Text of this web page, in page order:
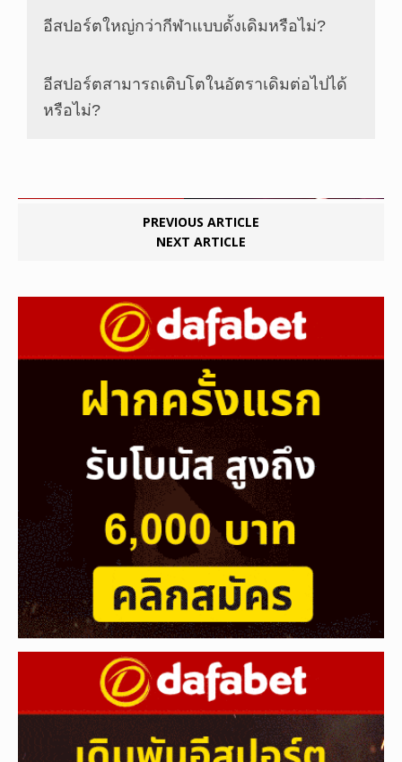
อีสปอร์ตใหญ่กว่ากีฬาแบบดั้งเดิมหรือไม่?
อีสปอร์ตสามารถเติบโตในอัตราเดิมต่อไปได้
หรือไม่?
PREVIOUS ARTICLE
NEXT ARTICLE